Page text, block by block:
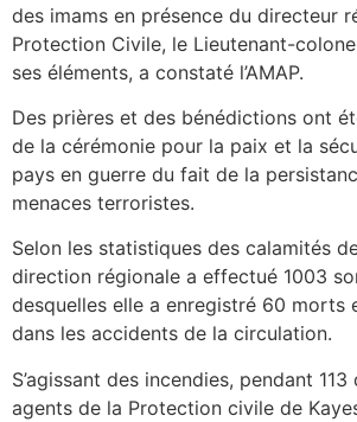
des imams en présence du directeur
Protection Civile, le Lieutenant-
ses éléments, a constaté l’AMAP.
Des prières et des bénédictions ont
de la cérémonie pour la paix et la
pays en guerre du fait de la
menaces terroristes.
Selon les statistiques des calamités
direction régionale a effectué 1003
desquelles elle a enregistré 60 morts
dans les accidents de la circulation.
S’agissant des incendies, pendant
agents de la Protection civile de